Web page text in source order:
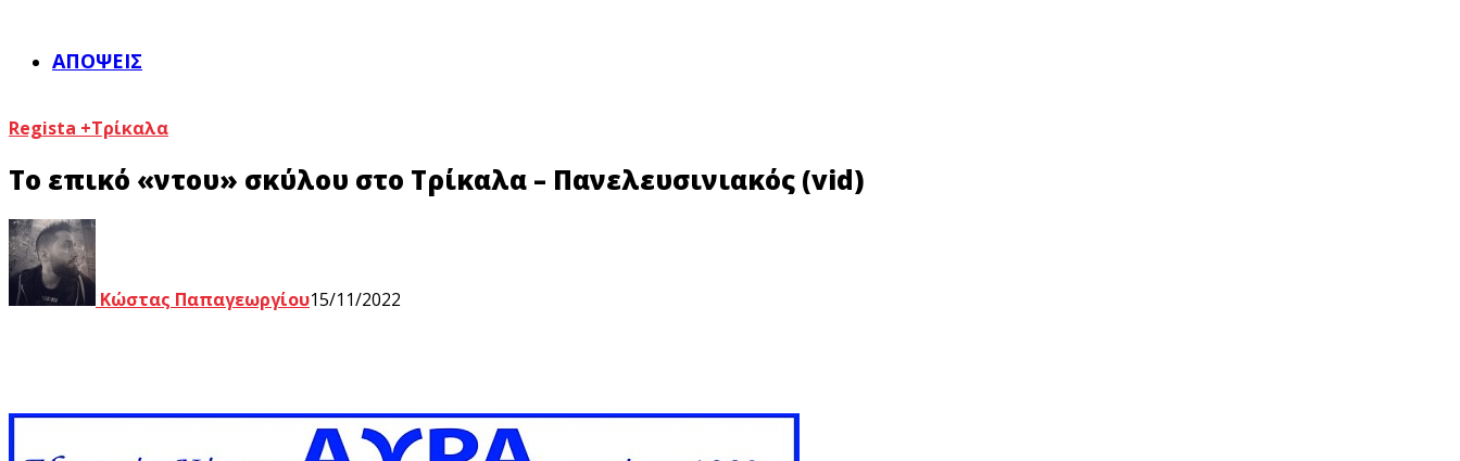
ΑΠΌΨΕΙΣ
Regista +Τρίκαλα
Το επικό «ντου» σκύλου στο Τρίκαλα – Πανελευσινιακός (vid)
Κώστας Παπαγεωργίου15/11/2022